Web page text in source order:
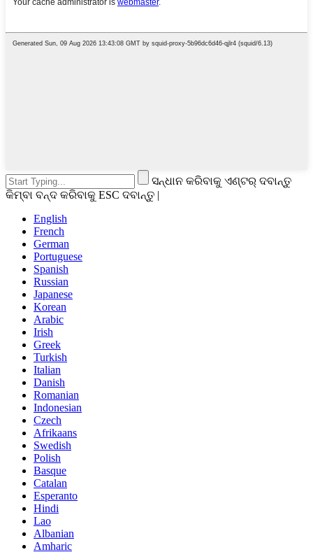
ସନ୍ଧାନ କରିବାକୁ ଏଣ୍ଟର୍ ଦବାନ୍ତୁ
କିମ୍ବା ବନ୍ଦ କରିବାକୁ ESC ଦବାନ୍ତୁ |
English
French
German
Portuguese
Spanish
Russian
Japanese
Korean
Arabic
Irish
Greek
Turkish
Italian
Danish
Romanian
Indonesian
Czech
Afrikaans
Swedish
Polish
Basque
Catalan
Esperanto
Hindi
Lao
Albanian
Amharic